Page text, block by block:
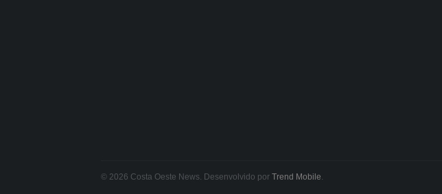
© 2026 Costa Oeste News. Desenvolvido por Trend Mobile.